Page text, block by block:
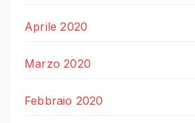
Aprile 2020
Marzo 2020
Febbraio 2020